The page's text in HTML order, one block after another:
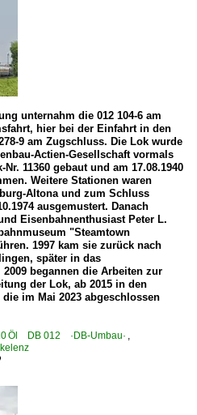
unternahm die 012 104-6 am
hier bei der Einfahrt in den
9 am Zugschluss. Die Lok wurde
Actien-Gesellschaft vormals
11360 gebaut und am 17.08.1940
Weitere Stationen waren
Altona und zum Schluss
ausgemustert. Danach
Eisenbahnenthusiast Peter L.
"Steamtown
1997 kam sie zurück nach
später in das
begannen die Arbeiten zur
der Lok, ab 2015 in den
im Mai 2023 abgeschlossen
Öl DB 012 ·DB-Umbau· ,